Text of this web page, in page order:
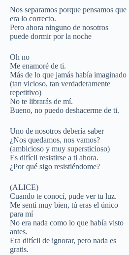
Nos separamos porque pensamos que
era lo correcto.
Pero ahora ninguno de nosotros
puede dormir por la noche
Oh no
Me enamoré de ti.
Más de lo que jamás había imaginado
(tan vicioso, tan verdaderamente
repetitivo)
No te librarás de mí.
Bueno, no puedo deshacerme de ti.
Uno de nosotros debería saber
¿Nos quedamos, nos vamos?
(ambicioso y muy supersticioso)
Es difícil resistirse a ti ahora.
¿Por qué sigo resistiéndome?
(ALICE)
Cuando te conocí, pude ver tu luz.
Me sentí muy bien, tú eras el único
para mí
No era nada como lo que había visto
antes.
Era difícil de ignorar, pero nada es
gratis.